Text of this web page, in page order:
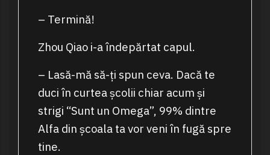
– Termină!
Zhou Qiao i-a îndepărtat capul.
– Lasă-mă să-ți spun ceva. Dacă te
duci în curtea școlii chiar acum și
strigi “Sunt un Omega”, 99% dintre
Alfa din școala ta vor veni în fugă spre
tine.